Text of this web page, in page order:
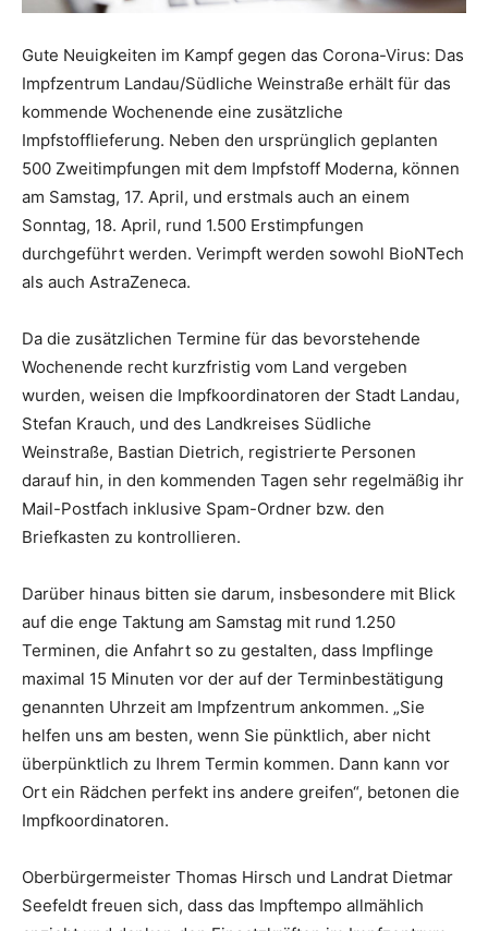
Gute Neuigkeiten im Kampf gegen das Corona-Virus: Das
Impfzentrum Landau/Südliche Weinstraße erhält für das
kommende Wochenende eine zusätzliche
Impfstofflieferung. Neben den ursprünglich geplanten
500 Zweitimpfungen mit dem Impfstoff Moderna, können
am Samstag, 17. April, und erstmals auch an einem
Sonntag, 18. April, rund 1.500 Erstimpfungen
durchgeführt werden. Verimpft werden sowohl BioNTech
als auch AstraZeneca.
Da die zusätzlichen Termine für das bevorstehende
Wochenende recht kurzfristig vom Land vergeben
wurden, weisen die Impfkoordinatoren der Stadt Landau,
Stefan Krauch, und des Landkreises Südliche
Weinstraße, Bastian Dietrich, registrierte Personen
darauf hin, in den kommenden Tagen sehr regelmäßig ihr
Mail-Postfach inklusive Spam-Ordner bzw. den
Briefkasten zu kontrollieren.
Darüber hinaus bitten sie darum, insbesondere mit Blick
auf die enge Taktung am Samstag mit rund 1.250
Terminen, die Anfahrt so zu gestalten, dass Impflinge
maximal 15 Minuten vor der auf der Terminbestätigung
genannten Uhrzeit am Impfzentrum ankommen. „Sie
helfen uns am besten, wenn Sie pünktlich, aber nicht
überpünktlich zu Ihrem Termin kommen. Dann kann vor
Ort ein Rädchen perfekt ins andere greifen“, betonen die
Impfkoordinatoren.
Oberbürgermeister Thomas Hirsch und Landrat Dietmar
Seefeldt freuen sich, dass das Impftempo allmählich